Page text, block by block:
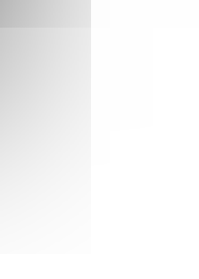
L'ONU
de la